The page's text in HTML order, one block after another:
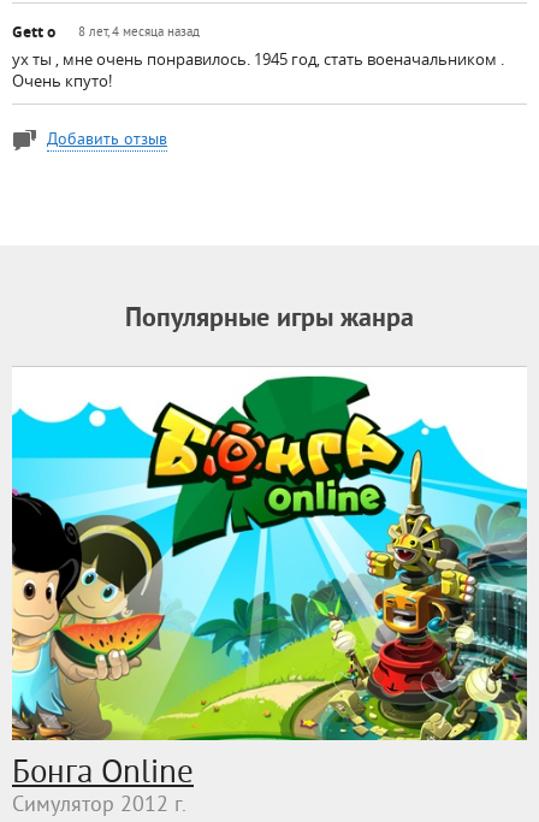
Gett o 8 лет, 4 месяца назад
ух ты , мне очень понравилось. 1945 год, стать военачальником .
Очень кпуто!
Добавить отзыв
Популярные игры жанра
Бонга Online
Симулятор 2012 г.